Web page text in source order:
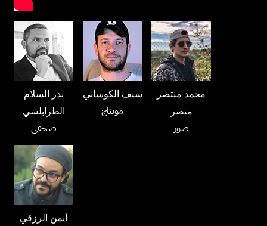
بدر السلام
الطرابلسي
صحفي
سيف الكوساني
مونتاج
محمد منتصر
منصر
صور
أيمن الرزقي